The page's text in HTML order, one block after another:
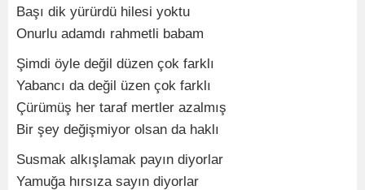
Başı dik yürürdü hilesi yoktu
Onurlu adamdı rahmetli babam
Şimdi öyle değil düzen çok farklı
Yabancı da değil üzen çok farklı
Çürümüş her taraf mertler azalmış
Bir şey değişmiyor olsan da haklı
Susmak alkışlamak payın diyorlar
Yamuğa hırsıza sayın diyorlar